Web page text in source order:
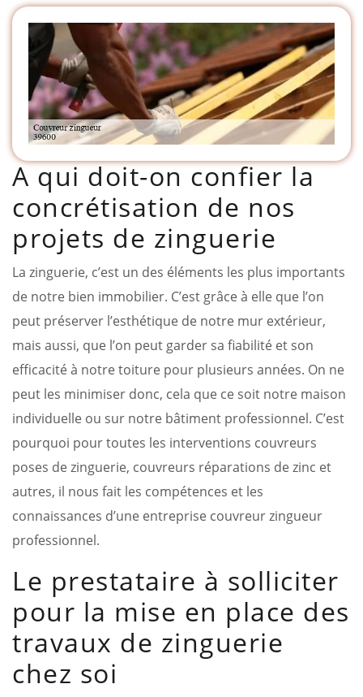
A qui doit-on confier la
concrétisation de nos
projets de zinguerie
La zinguerie, c’est un des éléments les plus importants
de notre bien immobilier. C’est grâce à elle que l’on
peut préserver l’esthétique de notre mur extérieur,
mais aussi, que l’on peut garder sa fiabilité et son
efficacité à notre toiture pour plusieurs années. On ne
peut les minimiser donc, cela que ce soit notre maison
individuelle ou sur notre bâtiment professionnel. C’est
pourquoi pour toutes les interventions couvreurs
poses de zinguerie, couvreurs réparations de zinc et
autres, il nous fait les compétences et les
connaissances d’une entreprise couvreur zingueur
professionnel.
Le prestataire à solliciter
pour la mise en place des
travaux de zinguerie
chez soi